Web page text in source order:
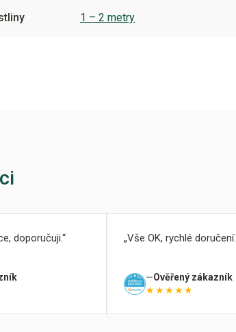
1 – 2 metry
doporučuji. Vše OK, rychlé doručení.
Ověřený zákazník
★★★★★